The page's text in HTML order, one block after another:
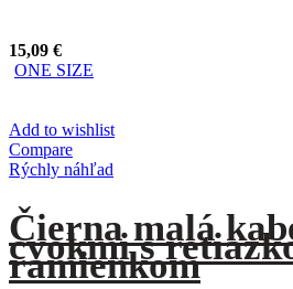
15,09 €
ONE SIZE
Add to wishlist
Compare
Rýchly náhľad
Čierna malá
cvokmi s
ramienkom